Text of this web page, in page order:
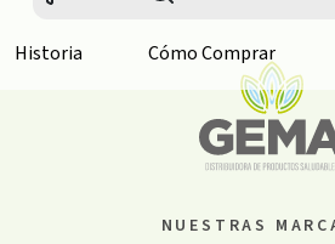
NUESTRAS
Historia Cómo Comprar